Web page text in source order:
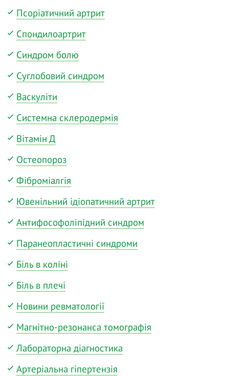
Псоріатичний артрит
Спондилоартрит
Синдром болю
Суглобовий синдром
Васкуліти
Системна склеродермія
Вітамін Д
Остеопороз
Фіброміалгія
Ювенільний ідіопатичний артрит
Антифософоліпідний синдром
Паранеопластичні синдроми
Біль в коліні
Біль в плечі
Новини ревматології
Магнітно-резонанса томографія
Лабораторна діагностика
Артеріальна гіпертензія